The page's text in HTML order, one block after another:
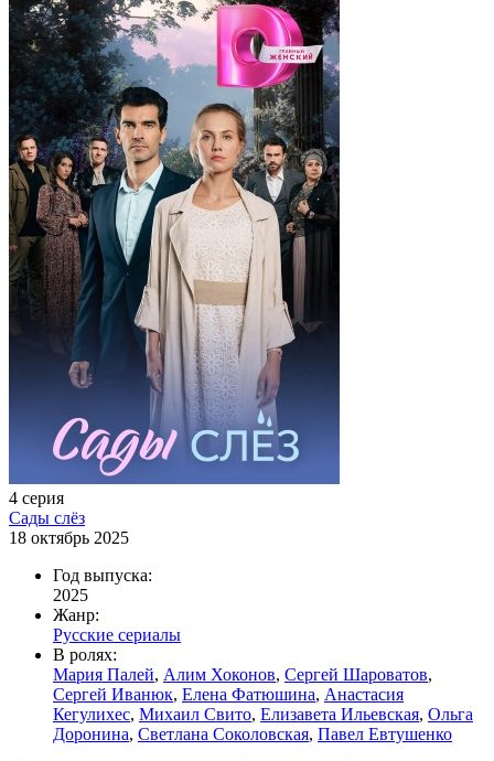
4 серия
Сады слёз
18 октябрь 2025
Год выпуска:
2025
Жанр:
Русские сериалы
В ролях:
Мария Палей, Алим Хоконов, Сергей Шароватов,
Сергей Иванюк, Елена Фатюшина, Анастасия
Кегулихес, Михаил Свито, Елизавета Ильевская, Ольга
Доронина, Светлана Соколовская, Павел Евтушенко